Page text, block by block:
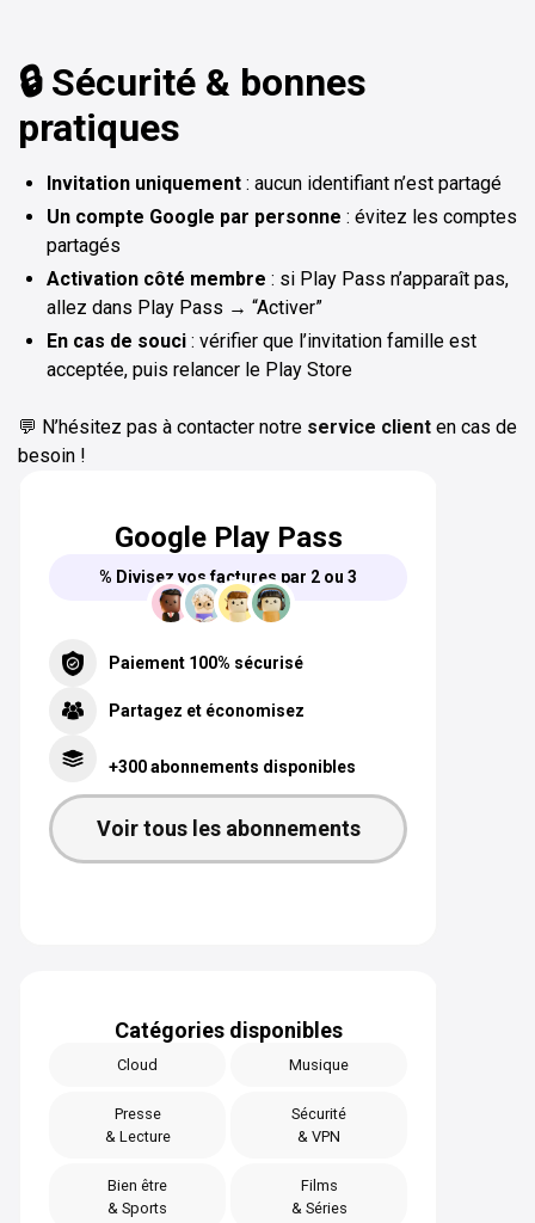
🔒 Sécurité & bonnes
pratiques
Invitation uniquement : aucun identifiant n’est partagé
Un compte Google par personne : évitez les comptes
partagés
Activation côté membre : si Play Pass n’apparaît pas,
allez dans Play Pass → “Activer”
En cas de souci : vérifier que l’invitation famille est
acceptée, puis relancer le Play Store
💬 N’hésitez pas à contacter notre service client en cas de
besoin !
Google Play Pass
% Divisez vos factures par 2 ou 3
Paiement 100% sécurisé
Partagez et économisez
+300 abonnements disponibles
Voir tous les abonnements
Catégories disponibles
Cloud Musique
Presse
& Lecture
Sécurité
& VPN
Bien être
& Sports
Films
& Séries